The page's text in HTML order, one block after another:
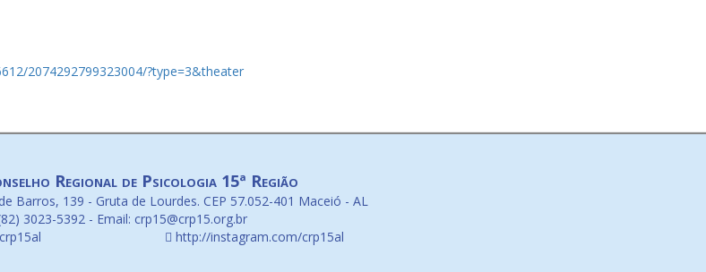
2074292799323004/?type=3&theater
Regional de Psicologia 15ª Região
Barros, 139 - Gruta de Lourdes. CEP 57.052-401 Maceió - AL
3023-5392 - Email: crp15@crp15.org.br
http://instagram.com/crp15al